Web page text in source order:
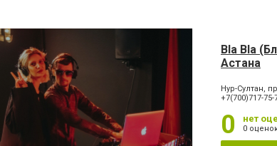
Bla Bla
Астана
Нур-Султан,
+7(700)717-75-
0 нет
0